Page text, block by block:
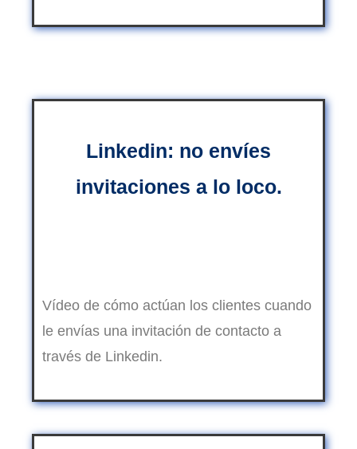
Linkedin: no envíes
invitaciones a lo loco.
Vídeo de cómo actúan los clientes cuando
le envías una invitación de contacto a
través de Linkedin.